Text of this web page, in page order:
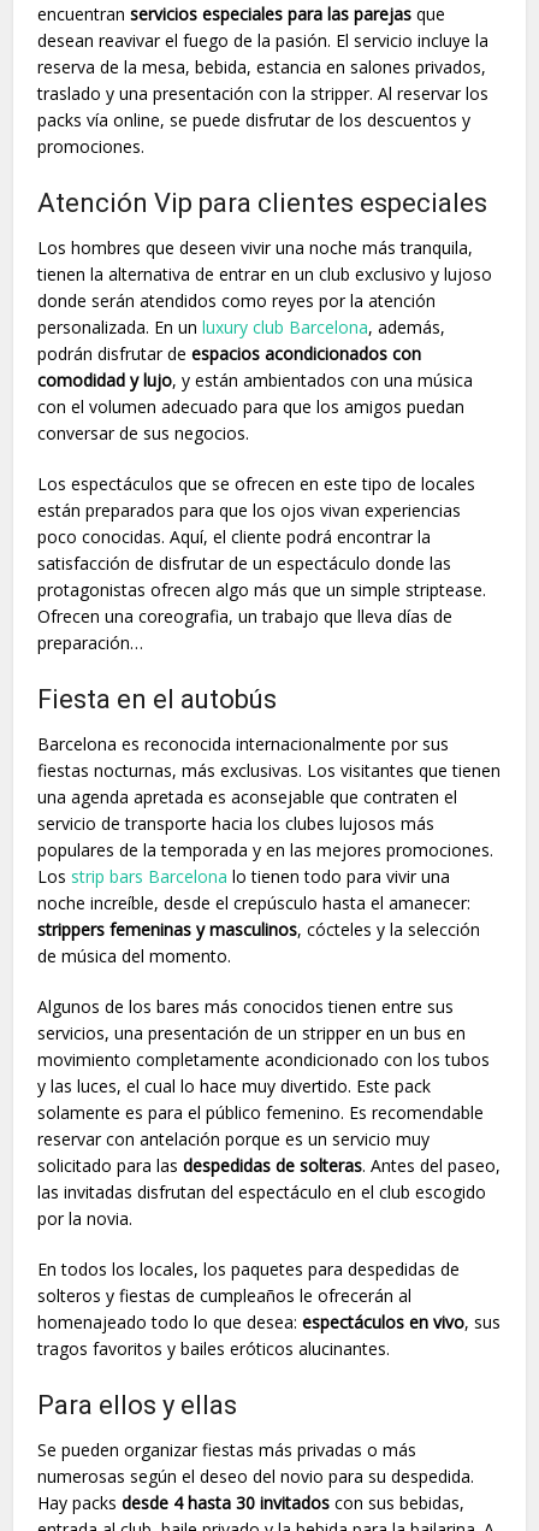
encuentran servicios especiales para las parejas que
desean reavivar el fuego de la pasión. El servicio incluye la
reserva de la mesa, bebida, estancia en salones privados,
traslado y una presentación con la stripper. Al reservar los
packs vía online, se puede disfrutar de los descuentos y
promociones.
Atención Vip para clientes especiales
Los hombres que deseen vivir una noche más tranquila,
tienen la alternativa de entrar en un club exclusivo y lujoso
donde serán atendidos como reyes por la atención
personalizada. En unluxury club Barcelona, además,
podrán disfrutar deespacios acondicionados con
comodidad y lujo, y están ambientados con una música
con el volumen adecuado para que los amigos puedan
conversar de sus negocios.
Los espectáculos que se ofrecen en este tipo de locales
están preparados para que los ojos vivan experiencias
poco conocidas. Aquí, el cliente podrá encontrar la
satisfacción de disfrutar de un espectáculo donde las
protagonistas ofrecen algo más que un simple striptease.
Ofrecen una coreografia, un trabajo que lleva días de
preparación…
Fiesta en el autobús
Barcelona es reconocida internacionalmente por sus
fiestas nocturnas, más exclusivas. Los visitantes que tienen
una agenda apretada es aconsejable que contraten el
servicio de transporte hacia los clubes lujosos más
populares de la temporada y en las mejores promociones.
Los strip bars Barcelona lo tienen todo para vivir una
noche increíble, desde el crepúsculo hasta el amanecer:
strippers femeninas y masculinos, cócteles y la selección
de música del momento.
Algunos de los bares más conocidos tienen entre sus
servicios, una presentación de un stripper en un bus en
movimiento completamente acondicionado con los tubos
y las luces, el cual lo hace muy divertido. Este pack
solamente es para el público femenino. Es recomendable
reservar con antelación porque es un servicio muy
solicitado para lasdespedidas de solteras. Antes del paseo,
las invitadas disfrutan del espectáculo en el club escogido
por la novia.
En todos los locales, los paquetes para despedidas de
solteros y fiestas de cumpleaños le ofrecerán al
homenajeado todo lo que desea:espectáculos en vivo, sus
tragos favoritos y bailes eróticos alucinantes.
Para ellos y ellas
Se pueden organizar fiestas más privadas o más
numerosas según el deseo del novio para su despedida.
Hay packsdesde 4 hasta 30 invitados con sus bebidas,